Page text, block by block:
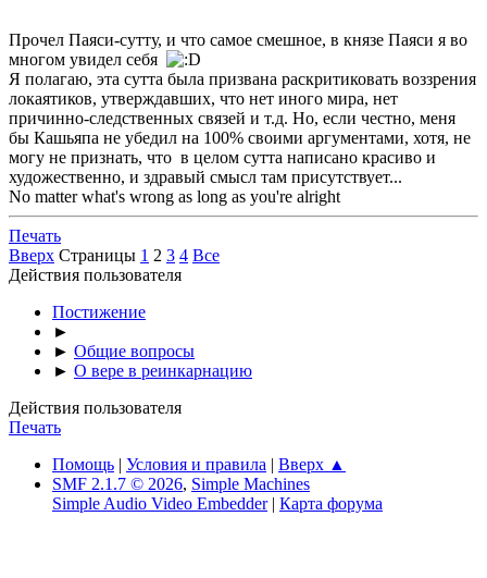
Прочел Паяси-сутту, и что самое смешное, в князе Паяси я во
многом увидел себя
Я полагаю, эта сутта была призвана раскритиковать воззрения
локаятиков, утверждавших, что нет иного мира, нет
причиннo-следственных связей и т.д. Но, если честно, меня
бы Кашьяпа не убедил на 100% своими аргументами, хотя, не
могу не признать, что в целом сутта написано красиво и
художественно, и здравый смысл там присутствует...
No matter what's wrong as long as you're alright
Печать
Вверх Страницы 1 2 3 4 Все
Действия пользователя
Постижение
►
► Общие вопросы
► О вере в реинкарнацию
Действия пользователя
Печать
Помощь | Условия и правила | Вверх ▲
SMF 2.1.7 © 2026, Simple Machines
Simple Audio Video Embedder| Карта форума